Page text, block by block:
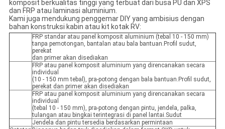
komposit berkualitas tinggi yang terbuat dari busa PU dan XPS
dan FRP atau laminasi aluminium.
Kami juga mendukung penggemar DIY yang ambisius dengan
bahan konstruksi kabin atau kit kotak RV:
FRP standar atau panel komposit aluminium (tebal 10 - 150 mm)
tanpa pemotongan, bantalan atau bala bantuan.Profil sudut,
perekat
dan primer akan disediakan
FRP atau panel komposit aluminium yang direncanakan secara
individual
(10 - 150 mm tebal), pra-potong dengan bala bantuan.Profil sudut,
perekat dan primer akan disediakan
FRP atau panel komposit aluminium yang direncanakan secara
individual
(tebal 10 - 150 mm), pra-potong dengan pintu, jendela, palka,
tulangan atau bingkai terintegrasi di panel lantai.Sudut
Jendela dan pintu tersedia berdasarkan permintaan